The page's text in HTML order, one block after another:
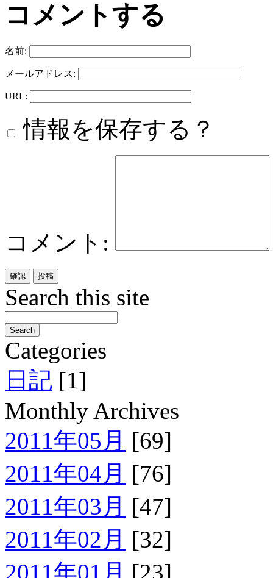
コメントする
名前:
メールアドレス:
URL:
情報を保存する？
コメント:
Search this site
Categories
日記 [1]
Monthly Archives
2011年05月 [69]
2011年04月 [76]
2011年03月 [47]
2011年02月 [32]
2011年01月 [23]